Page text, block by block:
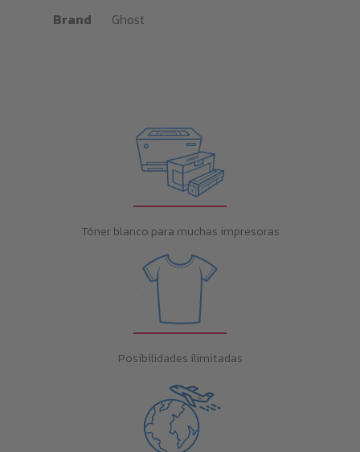
Brand
Ghost
Tóner blanco para muchas impresoras
Posibilidades ilimitadas